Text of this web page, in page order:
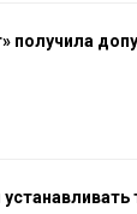
получила